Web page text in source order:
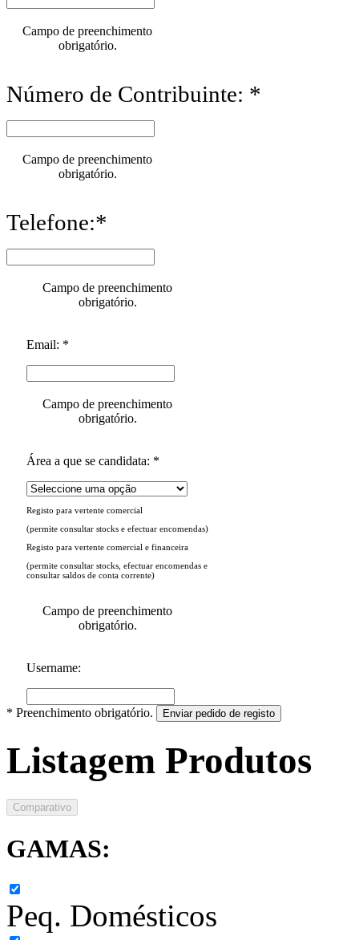
Campo de preenchimento
obrigatório.
Número de Contribuinte: *
Campo de preenchimento
obrigatório.
Telefone:*
Campo de preenchimento
obrigatório.
Email: *
Campo de preenchimento
obrigatório.
Área a que se candidata: *
Registo para vertente comercial
(permite consultar stocks e efectuar encomendas)
Registo para vertente comercial e financeira
(permite consultar stocks, efectuar encomendas e
consultar saldos de conta corrente)
Campo de preenchimento
obrigatório.
Username:
* Preenchimento obrigatório. Enviar pedido de registo
Listagem Produtos
Comparativo
GAMAS:
Peq. Domésticos